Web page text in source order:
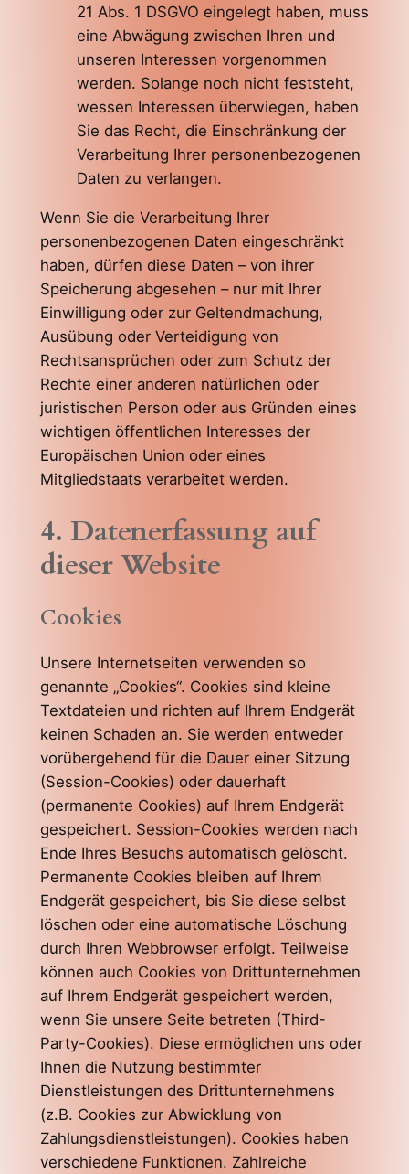
21 Abs. 1 DSGVO eingelegt haben, muss
eine Abwägung zwischen Ihren und
unseren Interessen vorgenommen
werden. Solange noch nicht feststeht,
wessen Interessen überwiegen, haben
Sie das Recht, die Einschränkung der
Verarbeitung Ihrer personenbezogenen
Daten zu verlangen.
Wenn Sie die Verarbeitung Ihrer
personenbezogenen Daten eingeschränkt
haben, dürfen diese Daten – von ihrer
Speicherung abgesehen – nur mit Ihrer
Einwilligung oder zur Geltendmachung,
Ausübung oder Verteidigung von
Rechtsansprüchen oder zum Schutz der
Rechte einer anderen natürlichen oder
juristischen Person oder aus Gründen eines
wichtigen öffentlichen Interesses der
Europäischen Union oder eines
Mitgliedstaats verarbeitet werden.
4. Datenerfassung auf
dieser Website
Cookies
Unsere Internetseiten verwenden so
genannte „Cookies“. Cookies sind kleine
Textdateien und richten auf Ihrem Endgerät
keinen Schaden an. Sie werden entweder
vorübergehend für die Dauer einer Sitzung
(Session-Cookies) oder dauerhaft
(permanente Cookies) auf Ihrem Endgerät
gespeichert. Session-Cookies werden nach
Ende Ihres Besuchs automatisch gelöscht.
Permanente Cookies bleiben auf Ihrem
Endgerät gespeichert, bis Sie diese selbst
löschen oder eine automatische Löschung
durch Ihren Webbrowser erfolgt. Teilweise
können auch Cookies von Drittunternehmen
auf Ihrem Endgerät gespeichert werden,
wenn Sie unsere Seite betreten (Third-
Party-Cookies). Diese ermöglichen uns oder
Ihnen die Nutzung bestimmter
Dienstleistungen des Drittunternehmens
(z.B. Cookies zur Abwicklung von
Zahlungsdienstleistungen). Cookies haben
verschiedene Funktionen. Zahlreiche